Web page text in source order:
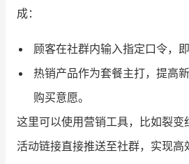
成：
顾客在社群内输入指定口令，
热销产品作为套餐主打，提高
购买意愿。
这里可以使用营销工具，比如裂变
活动链接直接推送至社群，实现高